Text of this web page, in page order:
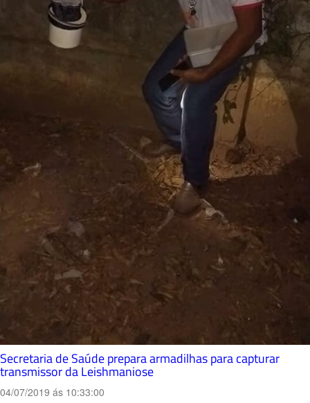
Secretaria de Saúde prepara armadilhas para capturar
transmissor da Leishmaniose
04/07/2019 ás 10:33:00